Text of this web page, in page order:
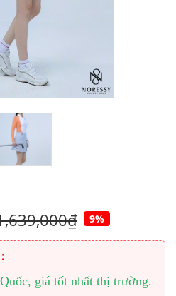
9%
giá tốt nhất thị trường.